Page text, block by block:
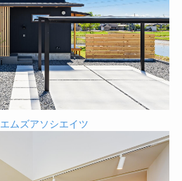
エムズアソシエイツ